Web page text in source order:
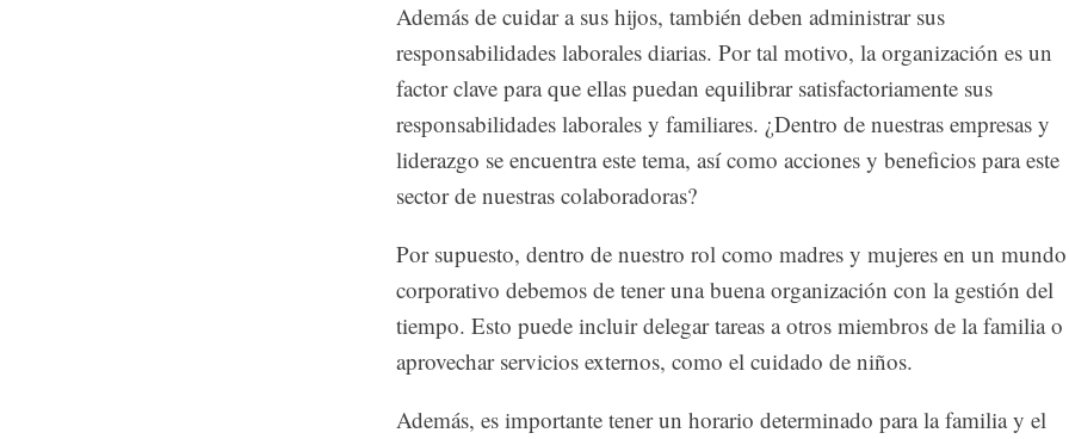
Además de cuidar a sus hijos, también deben administrar sus
responsabilidades laborales diarias. Por tal motivo, la organización es un
factor clave para que ellas puedan equilibrar satisfactoriamente sus
responsabilidades laborales y familiares. ¿Dentro de nuestras empresas y
liderazgo se encuentra este tema, así como acciones y beneficios para este
sector de nuestras colaboradoras?
Por supuesto, dentro de nuestro rol como madres y mujeres en un mundo
corporativo debemos de tener una buena organización con la gestión del
tiempo. Esto puede incluir delegar tareas a otros miembros de la familia o
aprovechar servicios externos, como el cuidado de niños.
Además, es importante tener un horario determinado para la familia y el